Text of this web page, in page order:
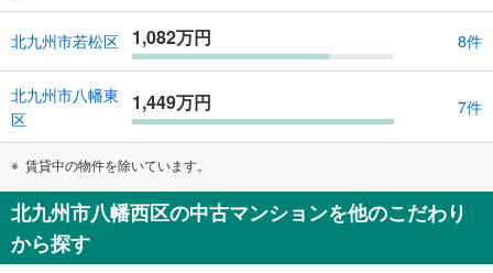
北九州市若松区 1,082万円 8件
北九州市八幡東
区
1,449万円 7件
賃貸中の物件を除いています。
北九州市八幡西区の中古マンションを他のこだわり
から探す